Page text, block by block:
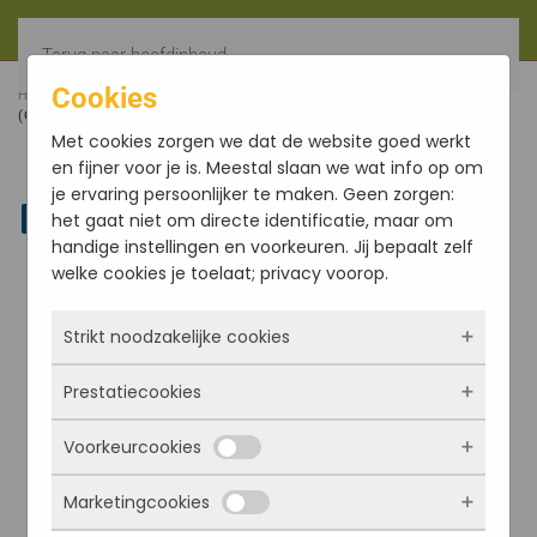
Terug naar hoofdinhoud
HOME FILTER
(CHAKANA) 35MM
Linkedin
Cookies
Met cookies zorgen we dat de website goed werkt
en fijner voor je is. Meestal slaan we wat info op om
je ervaring persoonlijker te maken. Geen zorgen:
het gaat niet om directe identificatie, maar om
handige instellingen en voorkeuren. Jij bepaalt zelf
welke cookies je toelaat; privacy voorop.
Strikt noodzakelijke cookies
Deze cookies zorgen ervoor dat de website
überhaupt werkt. Ze zijn dus altijd actief en
kunnen niet worden uitgezet. Meestal worden
ze alleen geplaatst als jij iets doet, zoals
inloggen, een formulier invullen of je
Prestatiecookies
Met deze cookies zien we hoe vaak onze site
bezocht wordt, waar bezoekers vandaan
komen en welke pagina’s populair zijn. Zo
Voorkeurcookies
Deze cookies onthouden jouw voorkeuren.
Marketingcookies